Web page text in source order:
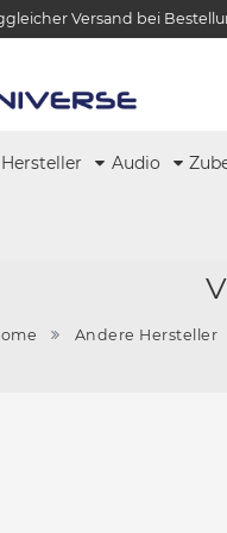
Versand bei
Audio
Andere Hersteller